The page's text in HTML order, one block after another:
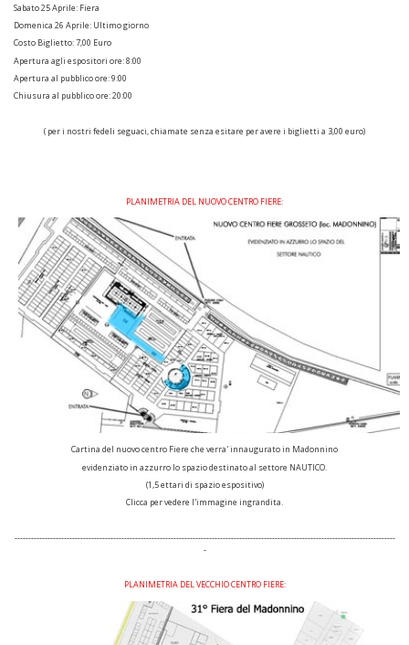
Sabato 25 Aprile: Fiera
Domenica 26 Aprile: Ultimo giorno
Costo Biglietto: 7,00 Euro
Apertura agli espositori ore: 8:00
Apertura al pubblico ore: 9:00
Chiusura al pubblico ore: 20:00
( per i nostri fedeli seguaci, chiamate senza esitare per avere i biglietti a 3,00 euro)
PLANIMETRIA DEL NUOVO CENTRO FIERE:
Cartina del nuovo centro Fiere che verra' innaugurato in Madonnino
evidenziato in azzurro lo spazio destinato al settore NAUTICO.
(1,5 ettari di spazio espositivo)
Clicca per vedere l'immagine ingrandita.
-------------------------------------------------------------------------------------------------------------------------------------------
-
PLANIMETRIA DEL VECCHIO CENTRO FIERE: